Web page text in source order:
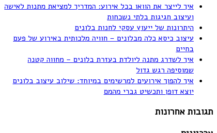
איך לייצר את הוואו בכל אירוע: המדריך למציאת מתנות לאישה
ועיצוב חגיגות בלתי נשכחות
היתרונות של ייעוץ עסקי לחנות בלונים
עיצוב כיסא כלה מבלונים – חוויה מלכותית באירוע של פעם
בחיים
איך לשדרג מתנה ליולדת בעזרת בלונים – מחווה קטנה
שמוסיפה רגש גדול
איך להפוך אירועים למרשימים במיוחד: שילוב עיצוב בלונים
יוצא דופן ותכשיט גברי מהמם
תגובות אחרונות